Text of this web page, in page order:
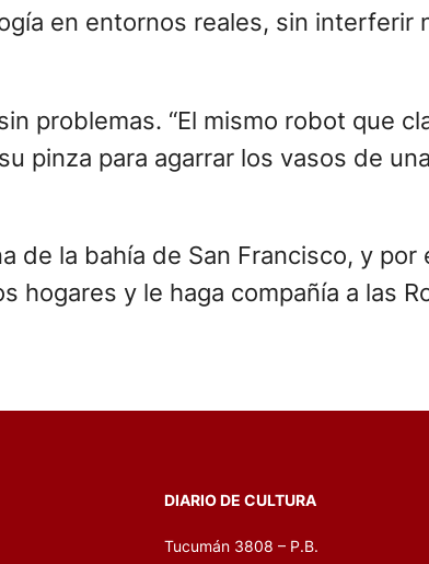
en entornos reales, sin interferir
problemas. “El mismo robot que
pinza para agarrar los vasos de
de la bahía de San Francisco, y por
hogares y le haga compañía a las
DIARIO DE CULTURA
Tucumán 3808 – P.B.